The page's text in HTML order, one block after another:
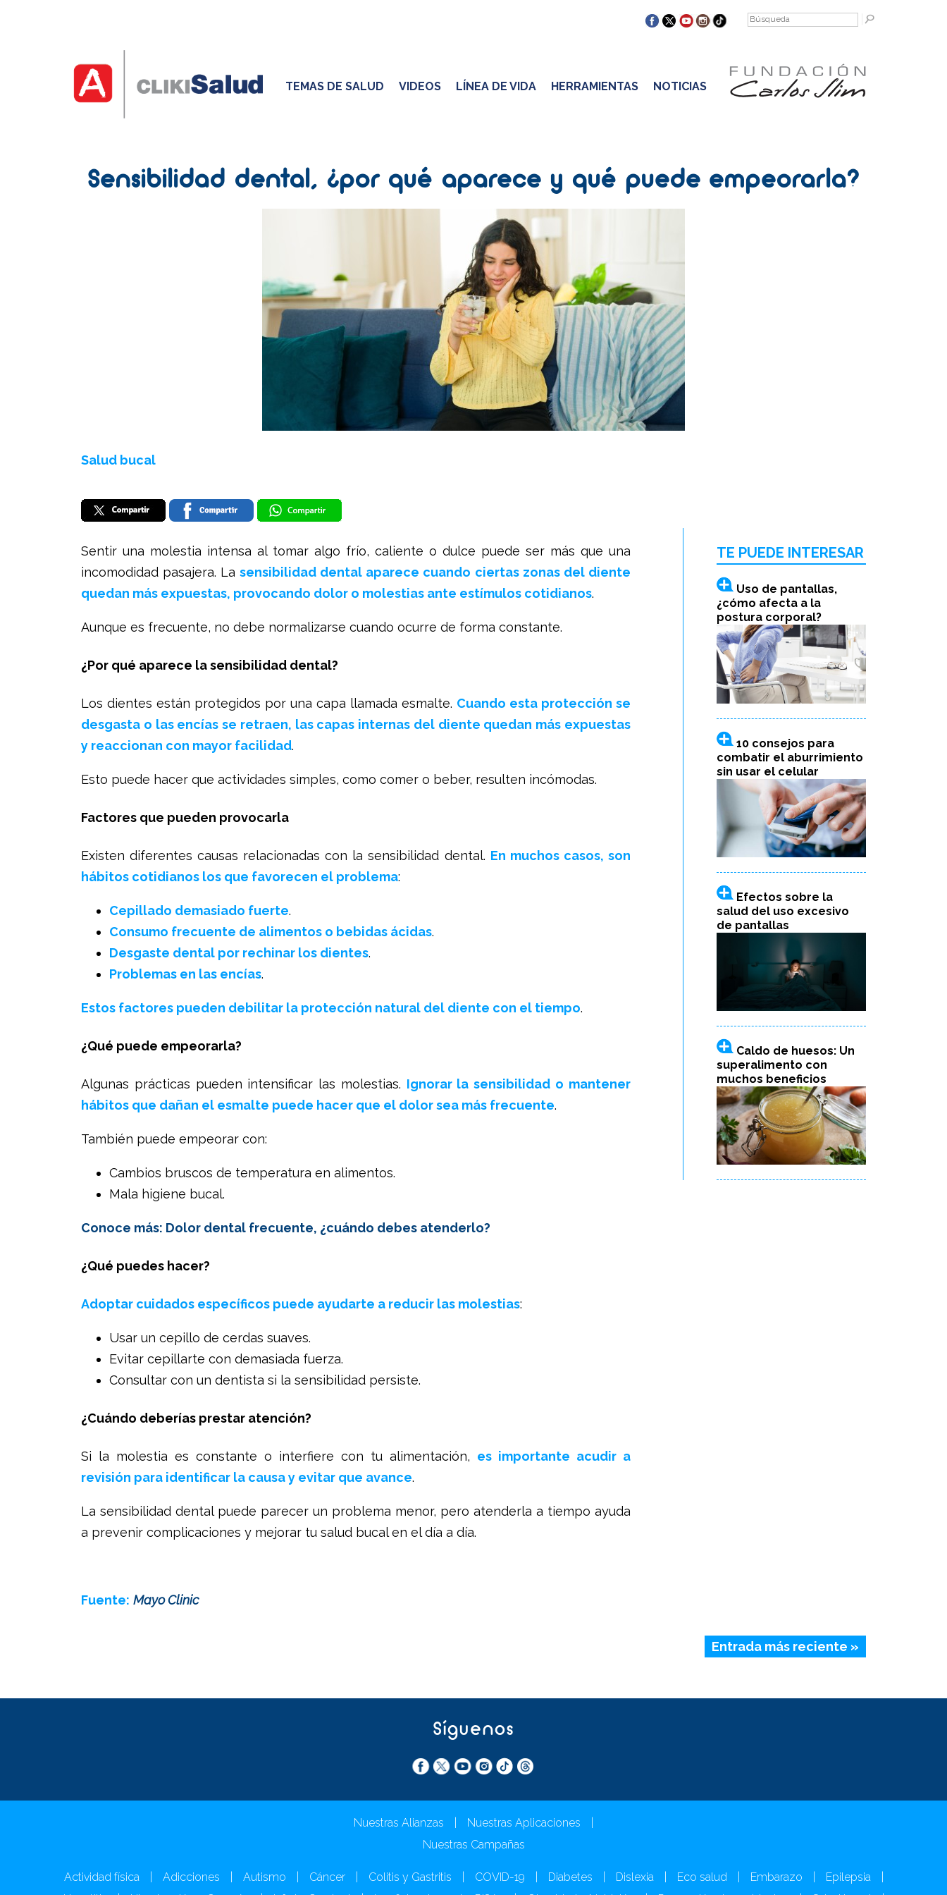
TEMAS DE SALUD VIDEOS LÍNEA DE VIDA HERRAMIENTAS NOTICIAS
Sensibilidad dental, ¿por qué aparece y qué puede empeorarla?
Salud bucal
Sentir una molestia intensa al tomar algo frío, caliente o dulce puede ser más que una
incomodidad pasajera. Lasensibilidad dental aparece cuando ciertas zonas del diente
quedan más expuestas, provocando dolor o molestias ante estímulos cotidianos.
Aunque es frecuente, no debe normalizarse cuando ocurre de forma constante.
¿Por qué aparece la sensibilidad dental?
Los dientes están protegidos por una capa llamada esmalte. Cuando esta protección se
desgasta o las encías se retraen, las capas internas del diente quedan más expuestas
y reaccionan con mayor facilidad.
Esto puede hacer que actividades simples, como comer o beber, resulten incómodas.
Factores que pueden provocarla
Existen diferentes causas relacionadas con la sensibilidad dental. En muchos casos, son
hábitos cotidianos los que favorecen el problema:
Cepillado demasiado fuerte.
Consumo frecuente de alimentos o bebidas ácidas.
Desgaste dental por rechinar los dientes.
Problemas en las encías.
Estos factores pueden debilitar la protección natural del diente con el tiempo.
¿Qué puede empeorarla?
Algunas prácticas pueden intensificar las molestias. Ignorar la sensibilidad o mantener
hábitos que dañan el esmalte puede hacer que el dolor sea más frecuente.
También puede empeorar con:
Cambios bruscos de temperatura en alimentos.
Mala higiene bucal.
Conoce más: Dolor dental frecuente, ¿cuándo debes atenderlo?
¿Qué puedes hacer?
Adoptar cuidados específicos puede ayudarte a reducir las molestias:
Usar un cepillo de cerdas suaves.
Evitar cepillarte con demasiada fuerza.
Consultar con un dentista si la sensibilidad persiste.
¿Cuándo deberías prestar atención?
Si la molestia es constante o interfiere con tu alimentación, es importante acudir a
revisión para identificar la causa y evitar que avance.
La sensibilidad dental puede parecer un problema menor, pero atenderla a tiempo ayuda
a prevenir complicaciones y mejorar tu salud bucal en el día a día.
Fuente: Mayo Clinic
TE PUEDE INTERESAR
Uso de pantallas,
¿cómo afecta a la
postura corporal?
10 consejos para
combatir el aburrimiento
sin usar el celular
Efectos sobre la
salud del uso excesivo
de pantallas
Caldo de huesos: Un
superalimento con
muchos beneficios
Entrada más reciente »
Síguenos
Nuestras Alianzas Nuestras Aplicaciones
Nuestras Campañas
Actividad física Adicciones Autismo Cáncer Colitis y Gastritis COVID-19 Diabetes Dislexia Eco salud Embarazo Epilepsia